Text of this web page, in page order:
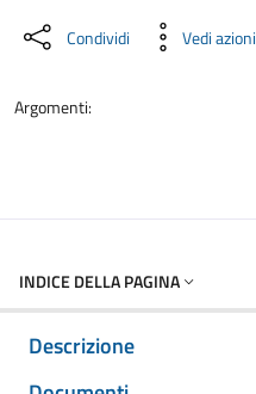
Condividi Vedi azioni
Argomenti:
INDICE DELLA PAGINA
Descrizione